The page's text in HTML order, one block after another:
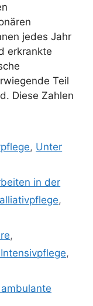
jedes Jahr
erkrankte
Teil
Diese Zahlen
, Unter
in der
,
,
,